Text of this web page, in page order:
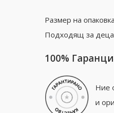
Размер на
Подходящ за
100%
Ние
и